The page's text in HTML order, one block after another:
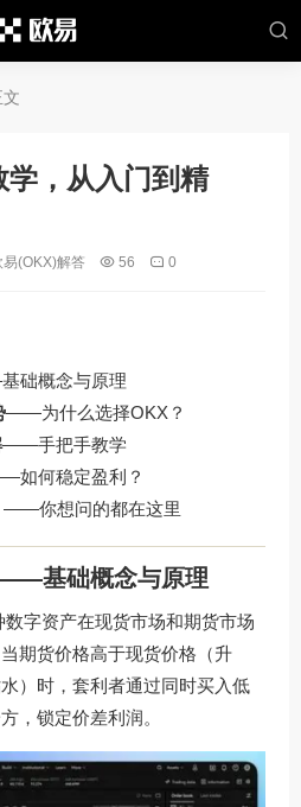
文
，从入门到精
易(OKX)解答 56 0
础概念与原理
——为什么选择OKX？
——手把手教学
如何稳定盈利？
——你想问的都在这里
基础概念与原理
字资产在现货市场和期货市场
期货价格高于现货价格（升
）时，套利者通过同时买入低
，锁定价差利润。